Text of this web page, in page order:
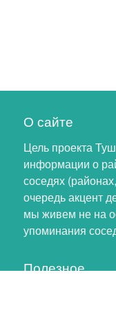
О сайте
Цель проекта
информации о
соседях
очередь акцент
мы живем не на
упоминания
Полезное